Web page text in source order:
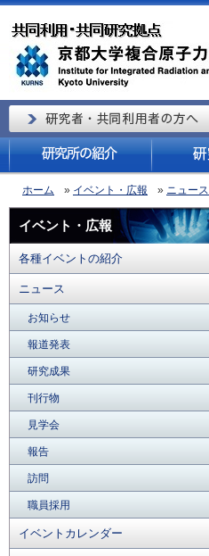
ホーム » イベント・広報 » ニュース
イベント・広報
各種イベントの紹介
ニュース
お知らせ
報道発表
研究成果
刊行物
見学会
報告
訪問
職員採用
イベントカレンダー